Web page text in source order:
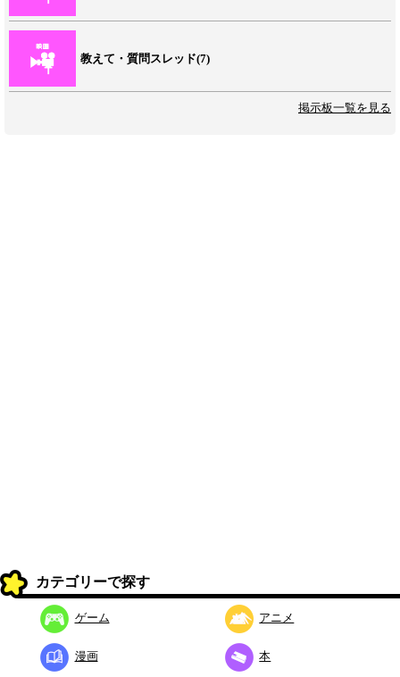
教えて・質問スレッド(7)
掲示板一覧を見る
カテゴリーで探す
ゲーム アニメ
漫画 本